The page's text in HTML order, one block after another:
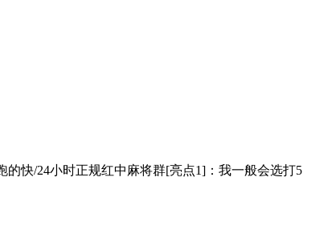
的快/24小时正规红中麻将群[亮点1]：我一般会选打5